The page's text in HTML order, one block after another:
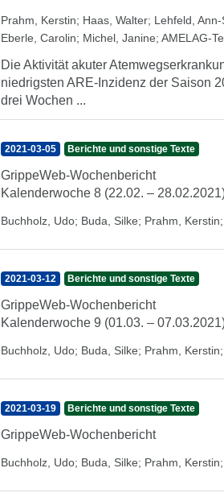
Prahm, Kerstin; Haas, Walter; Lehfeld, Ann-
Eberle, Carolin; Michel, Janine; AMELAG-
Die Aktivität akuter
niedrigsten ARE-Inzidenz der Saison
drei Wochen ...
2021-03-05 Berichte und sonstige Texte
GrippeWeb-Wochenbericht
Kalenderwoche 8 (22.02. –
Buchholz, Udo; Buda, Silke; Prahm, Kerstin;
2021-03-12 Berichte und sonstige Texte
GrippeWeb-Wochenbericht
Kalenderwoche 9 (01.03. –
Buchholz, Udo; Buda, Silke; Prahm, Kerstin;
2021-03-19 Berichte und sonstige Texte
GrippeWeb-Wochenbericht
Buchholz, Udo; Buda, Silke; Prahm, Kerstin;